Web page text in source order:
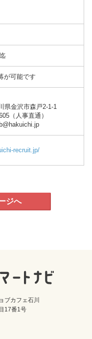
が可能です
金沢市森戸2-1-1
（人事直通）
recruit.jp/
ジへ
ブカフェ石川
17番1号